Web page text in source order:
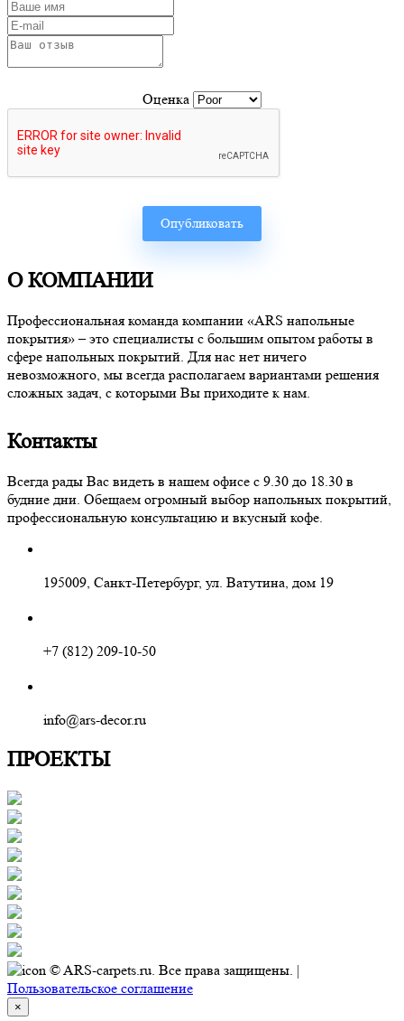
Оценка
О КОМПАНИИ
Профессиональная команда компании «ARS напольные
покрытия» – это специалисты с большим опытом работы в
сфере напольных покрытий. Для нас нет ничего
невозможного, мы всегда располагаем вариантами решения
сложных задач, с которыми Вы приходите к нам.
Контакты
Всегда рады Вас видеть в нашем офисе с 9.30 до 18.30 в
будние дни. Обещаем огромный выбор напольных покрытий,
профессиональную консультацию и вкусный кофе.
195009, Санкт-Петербург, ул. Ватутина, дом 19
+7 (812) 209-10-50
info@ars-decor.ru
ПРОЕКТЫ
© ARS-carpets.ru. Все права защищены. |
Пользовательское соглашение
×